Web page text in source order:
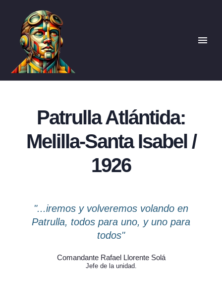
Patrulla Atlántida:
Melilla-Santa Isabel /
1926
"...iremos y volveremos volando en
Patrulla, todos para uno, y uno para
todos"
Comandante Rafael Llorente Solá
Jefe de la unidad.